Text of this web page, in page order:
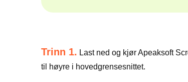
Trinn 1. Last ned og kjør Apeaksoft
til høyre i hovedgrensesnittet.